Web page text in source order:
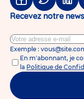
Facebook
Twitter
Recevez notre
Exemple :
En m'abonnant, je
la Politique de